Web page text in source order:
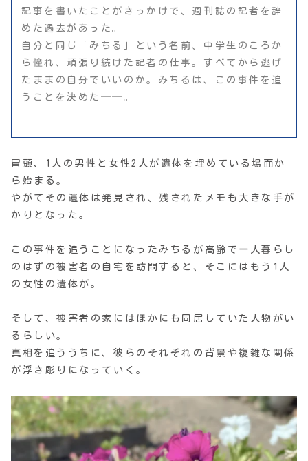
記事を書いたことがきっかけで、週刊誌の記者を辞
めた過去があった。
自分と同じ「みちる」という名前、中学生のころか
ら憧れ、頑張り続けた記者の仕事。すべてから逃げ
たままの自分でいいのか。みちるは、この事件を追
うことを決めた──。
冒頭、1人の男性と女性2人が遺体を埋めている場面か
ら始まる。
やがてその遺体は発見され、残されたメモも大きな手が
かりとなった。
この事件を追うことになったみちるが高齢で一人暮らし
のはずの被害者の自宅を訪問すると、そこにはもう1人
の女性の遺体が。
そして、被害者の家にはほかにも同居していた人物がい
るらしい。
真相を追ううちに、彼らのそれぞれの背景や複雑な関係
が浮き彫りになっていく。